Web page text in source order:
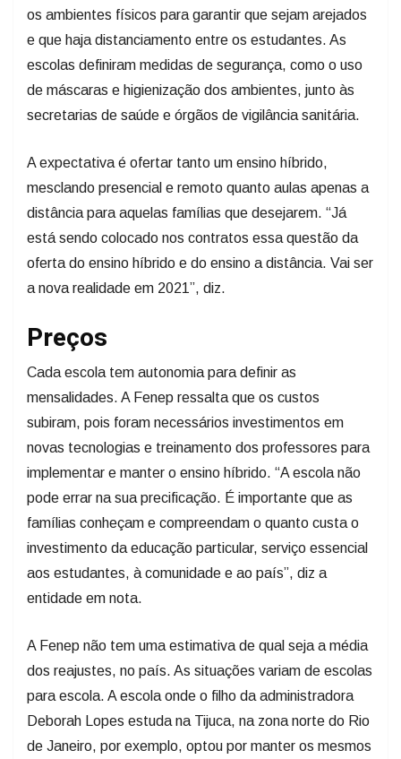
os ambientes físicos para garantir que sejam arejados
e que haja distanciamento entre os estudantes. As
escolas definiram medidas de segurança, como o uso
de máscaras e higienização dos ambientes, junto às
secretarias de saúde e órgãos de vigilância sanitária.
A expectativa é ofertar tanto um ensino híbrido,
mesclando presencial e remoto quanto aulas apenas a
distância para aquelas famílias que desejarem. “Já
está sendo colocado nos contratos essa questão da
oferta do ensino híbrido e do ensino a distância. Vai ser
a nova realidade em 2021”, diz.
Preços
Cada escola tem autonomia para definir as
mensalidades. A Fenep ressalta que os custos
subiram, pois foram necessários investimentos em
novas tecnologias e treinamento dos professores para
implementar e manter o ensino híbrido. “A escola não
pode errar na sua precificação. É importante que as
famílias conheçam e compreendam o quanto custa o
investimento da educação particular, serviço essencial
aos estudantes, à comunidade e ao país”, diz a
entidade em nota.
A Fenep não tem uma estimativa de qual seja a média
dos reajustes, no país. As situações variam de escolas
para escola. A escola onde o filho da administradora
Deborah Lopes estuda na Tijuca, na zona norte do Rio
de Janeiro, por exemplo, optou por manter os mesmos